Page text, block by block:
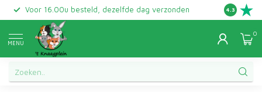
Voor 16.00u besteld, dezelfde dag verzonden Gratis
4.3
MENU
0